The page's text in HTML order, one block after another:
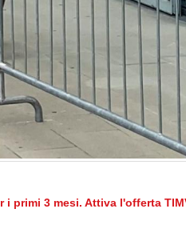
i primi 3 mesi. Attiva l'offerta